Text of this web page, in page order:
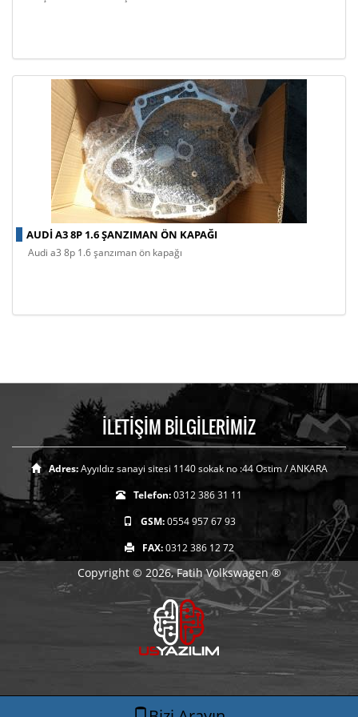
AUDI A3 8P 1.6 ŞANZIMAN ÖN KAPAĞI
audi a3 8p 1.6 şanzıman ön kapağı
İLETİŞİM BİLGİLERİMİZ
Adres:Ayyıldız sanayi sitesi 1140 sokak no :44 Ostim / ANKARA
Telefon:0312 386 31 11
GSM:0554 957 67 93
FAX:0312 386 12 72
Copyright © 2026, Fatih Volkswagen ®